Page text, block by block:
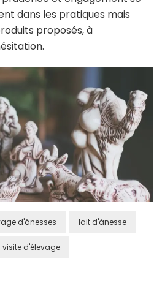
dans les pratiques mais
proposés, à
d'ânesses lait d'ânesse
visite d'élevage